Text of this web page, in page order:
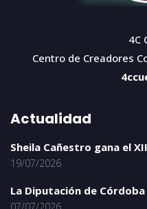
4C
Centro de Creadores
Actualidad
Sheila Cañestro gana el
19/07/2026
La Diputación de